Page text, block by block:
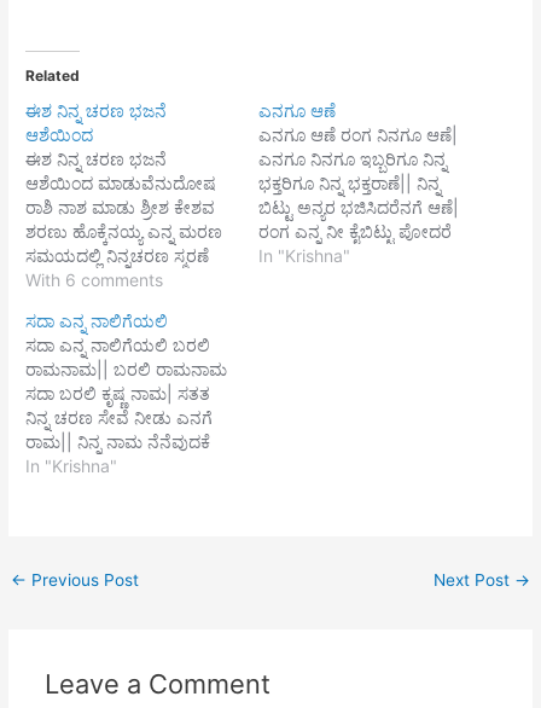
Related
ಈಶ ನಿನ್ನ ಚರಣ ಭಜನೆ
ಆಶೆಯಿಂದ
ಈಶ ನಿನ್ನ ಚರಣ ಭಜನೆ
ಆಶೆಯಿಂದ ಮಾಡುವೆನುದೋಷ
ರಾಶಿ ನಾಶ ಮಾಡು ಶ್ರೀಶ ಕೇಶವ
ಶರಣು ಹೊಕ್ಕೆನಯ್ಯ ಎನ್ನ ಮರಣ
ಸಮಯದಲ್ಲಿ ನಿನ್ನಚರಣ ಸ್ಮರಣೆ
ಕರುಣಿಸಯ್ಯ ನಾರಾಯಣ ||1||
ಭವದ ಕಲುಷ ಬೋಧಿಸಯ್ಯ
ಜ್ಞಾನವೆನಗೆಬಾಧಿಸುವಾ ಯಮನ
ಬಾಧೆ ಬಿಡಿಸು ಮಾಧವ || 2||
ಹಿಂದನೇಕ ಯೋನಿಗಳಲಿ ಬಂದು
ಬಂದು ನೊಂದೆ ನಾನುಇಂದು
ಭವದ ಬಂಧ ಬಿಡಿಸು ತಂದೆ
ಗೋವಿಂದನೆ ||3|| ಭ್ರಷ್ಟನೆನಿಸ
With 6 comments
ಎನಗೂ ಆಣೆ
ಎನಗೂ ಆಣೆ ರಂಗ ನಿನಗೂ ಆಣೆ|
ಎನಗೂ ನಿನಗೂ ಇಬ್ಬರಿಗೂ ನಿನ್ನ
ಭಕ್ತರಿಗೂ ನಿನ್ನ ಭಕ್ತರಾಣೆ|| ನಿನ್ನ
ಬಿಟ್ಟು ಅನ್ಯರ ಭಜಿಸಿದರೆನಗೆ ಆಣೆ|
ರಂಗ ಎನ್ನ ನೀ ಕೈಬಿಟ್ಟು ಪೋದರೆ
ನಿನಗೆ ಆಣೆ|| ತನುಮನಧನದಲಿ
In "Krishna"
ಸದಾ ಎನ್ನ ನಾಲಿಗೆಯಲಿ
ಸದಾ ಎನ್ನ ನಾಲಿಗೆಯಲಿ ಬರಲಿ
ರಾಮನಾಮ|| ಬರಲಿ ರಾಮನಾಮ
ಸದಾ ಬರಲಿ ಕೃಷ್ಣ ನಾಮ| ಸತತ
ನಿನ್ನ ಚರಣ ಸೇವೆ ನೀಡು ಎನಗೆ
ರಾಮ|| ನಿನ್ನ ನಾಮ ನೆನೆವುದಕೆ
ಕರುಣಿಸೆನಗೆ ಸುಮನವ| ನಾ ನಿನ್ನ
In "Krishna"
← Previous Post Next Post →
Leave a Comment